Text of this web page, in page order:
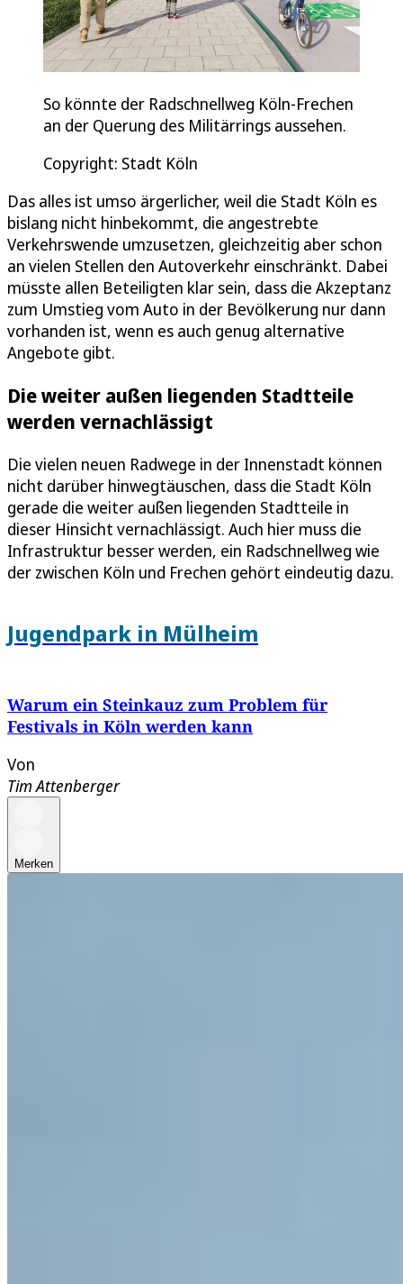
So könnte der Radschnellweg Köln-Frechen
an der Querung des Militärrings aussehen.
Copyright: Stadt Köln
Das alles ist umso ärgerlicher, weil die Stadt Köln es
bislang nicht hinbekommt, die angestrebte
Verkehrswende umzusetzen, gleichzeitig aber schon
an vielen Stellen den Autoverkehr einschränkt. Dabei
müsste allen Beteiligten klar sein, dass die Akzeptanz
zum Umstieg vom Auto in der Bevölkerung nur dann
vorhanden ist, wenn es auch genug alternative
Angebote gibt.
Die weiter außen liegenden Stadtteile
werden vernachlässigt
Die vielen neuen Radwege in der Innenstadt können
nicht darüber hinwegtäuschen, dass die Stadt Köln
gerade die weiter außen liegenden Stadtteile in
dieser Hinsicht vernachlässigt. Auch hier muss die
Infrastruktur besser werden, ein Radschnellweg wie
der zwischen Köln und Frechen gehört eindeutig dazu.
Jugendpark in Mülheim
Warum ein Steinkauz zum Problem für
Festivals in Köln werden kann
Von
Tim Attenberger
Merken